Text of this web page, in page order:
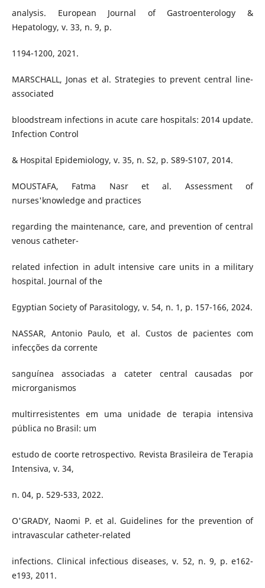
analysis. European Journal of Gastroenterology &
Hepatology, v. 33, n. 9, p.
1194-1200, 2021.
MARSCHALL, Jonas et al. Strategies to prevent central line-
associated
bloodstream infections in acute care hospitals: 2014 update.
Infection Control
& Hospital Epidemiology, v. 35, n. S2, p. S89-S107, 2014.
MOUSTAFA, Fatma Nasr et al. Assessment of
nurses'knowledge and practices
regarding the maintenance, care, and prevention of central
venous catheter-
related infection in adult intensive care units in a military
hospital. Journal of the
Egyptian Society of Parasitology, v. 54, n. 1, p. 157-166, 2024.
NASSAR, Antonio Paulo, et al. Custos de pacientes com
infecções da corrente
sanguínea associadas a cateter central causadas por
microrganismos
multirresistentes em uma unidade de terapia intensiva
pública no Brasil: um
estudo de coorte retrospectivo. Revista Brasileira de Terapia
Intensiva, v. 34,
n. 04, p. 529-533, 2022.
O'GRADY, Naomi P. et al. Guidelines for the prevention of
intravascular catheter-related
infections. Clinical infectious diseases, v. 52, n. 9, p. e162-
e193, 2011.